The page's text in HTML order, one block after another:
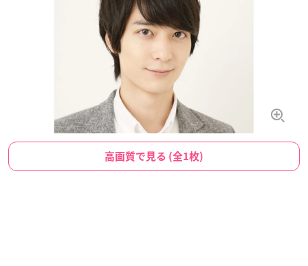
高画質で見る (全1枚)